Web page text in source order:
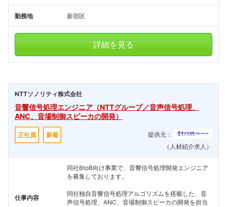
勤務地 新宿区
詳細を見る
NTTソノリティ株式会社
音響信号処理エンジニア（NTTグループ／音声信号処理、
ANC、音場制御スピーカの開発）
正社員 新着
提供元：
（人材紹介求人）
仕事内容
同社BtoB向け事業で、音響信号処理開発エンジニア
を募集しております。
同社独自音響信号処理アルゴリズムを搭載した、音
声信号処理、ANC、音場制御スピーカの開発を担当